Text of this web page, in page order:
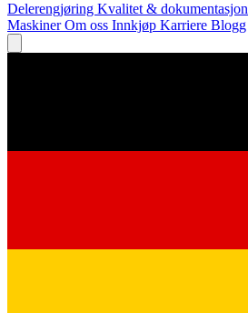
Delerengjøring Kvalitet & dokumentasjon
MaskinerOm oss Innkjøp Karriere Blogg